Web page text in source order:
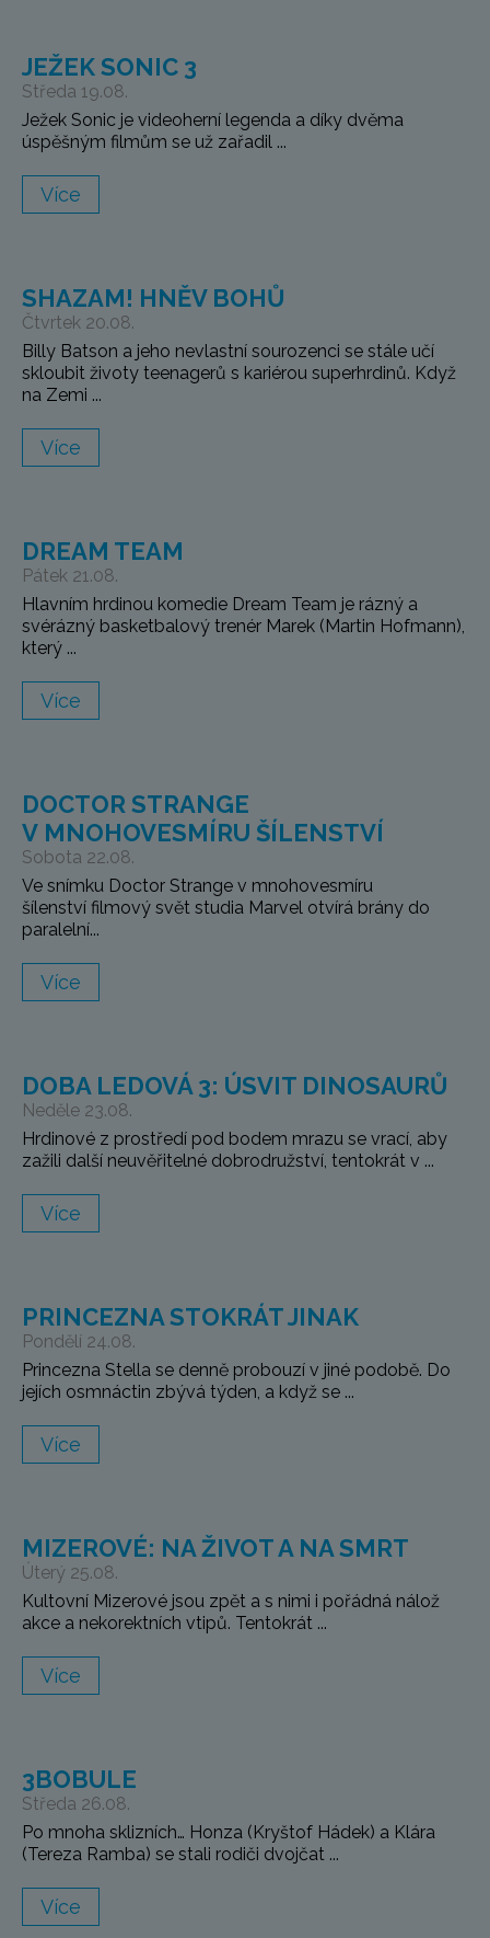
JEŽEK SONIC 3
Středa 19.08.
Ježek Sonic je videoherní legenda a díky dvěma
úspěšným filmům se už zařadil ...
Více
SHAZAM! HNĚV BOHŮ
Čtvrtek 20.08.
Billy Batson a jeho nevlastní sourozenci se stále učí
skloubit životy teenagerů s kariérou superhrdinů. Když
na Zemi ...
Více
DREAM TEAM
Pátek 21.08.
Hlavním hrdinou komedie Dream Team je rázný a
svérázný basketbalový trenér Marek (Martin Hofmann),
který ...
Více
DOCTOR STRANGE
V MNOHOVESMÍRU ŠÍLENSTVÍ
Sobota 22.08.
Ve snímku Doctor Strange v mnohovesmíru
šílenství filmový svět studia Marvel otvírá brány do
paralelní...
Více
DOBA LEDOVÁ 3: ÚSVIT DINOSAURŮ
Neděle 23.08.
Hrdinové z prostředí pod bodem mrazu se vrací, aby
zažili další neuvěřitelné dobrodružství, tentokrát v ...
Více
PRINCEZNA STOKRÁT JINAK
Pondělí 24.08.
Princezna Stella se denně probouzí v jiné podobě. Do
jejích osmnáctin zbývá týden, a když se ...
Více
MIZEROVÉ: NA ŽIVOT A NA SMRT
Úterý 25.08.
Kultovní Mizerové jsou zpět a s nimi i pořádná nálož
akce a nekorektních vtipů. Tentokrát ...
Více
3BOBULE
Středa 26.08.
Po mnoha sklizních… Honza (Kryštof Hádek) a Klára
(Tereza Ramba) se stali rodiči dvojčat ...
Více